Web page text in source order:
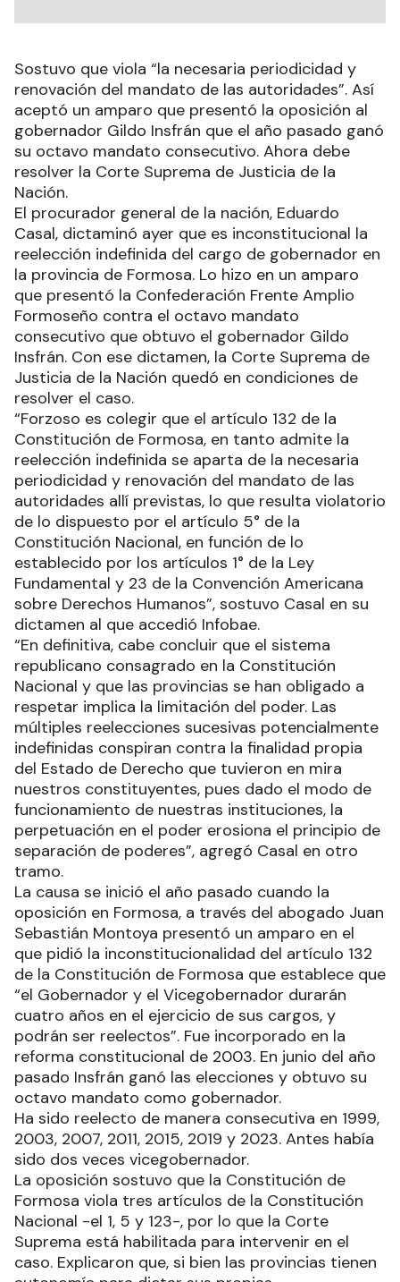
Sostuvo que viola “la necesaria periodicidad y
renovación del mandato de las autoridades”. Así
aceptó un amparo que presentó la oposición al
gobernador Gildo Insfrán que el año pasado ganó
su octavo mandato consecutivo. Ahora debe
resolver la Corte Suprema de Justicia de la
Nación.
El procurador general de la nación, Eduardo
Casal, dictaminó ayer que es inconstitucional la
reelección indefinida del cargo de gobernador en
la provincia de Formosa. Lo hizo en un amparo
que presentó la Confederación Frente Amplio
Formoseño contra el octavo mandato
consecutivo que obtuvo el gobernador Gildo
Insfrán. Con ese dictamen, la Corte Suprema de
Justicia de la Nación quedó en condiciones de
resolver el caso.
“Forzoso es colegir que el artículo 132 de la
Constitución de Formosa, en tanto admite la
reelección indefinida se aparta de la necesaria
periodicidad y renovación del mandato de las
autoridades allí previstas, lo que resulta violatorio
de lo dispuesto por el artículo 5° de la
Constitución Nacional, en función de lo
establecido por los artículos 1° de la Ley
Fundamental y 23 de la Convención Americana
sobre Derechos Humanos”, sostuvo Casal en su
dictamen al que accedió Infobae.
“En definitiva, cabe concluir que el sistema
republicano consagrado en la Constitución
Nacional y que las provincias se han obligado a
respetar implica la limitación del poder. Las
múltiples reelecciones sucesivas potencialmente
indefinidas conspiran contra la finalidad propia
del Estado de Derecho que tuvieron en mira
nuestros constituyentes, pues dado el modo de
funcionamiento de nuestras instituciones, la
perpetuación en el poder erosiona el principio de
separación de poderes”, agregó Casal en otro
tramo.
La causa se inició el año pasado cuando la
oposición en Formosa, a través del abogado Juan
Sebastián Montoya presentó un amparo en el
que pidió la inconstitucionalidad del artículo 132
de la Constitución de Formosa que establece que
“el Gobernador y el Vicegobernador durarán
cuatro años en el ejercicio de sus cargos, y
podrán ser reelectos”. Fue incorporado en la
reforma constitucional de 2003. En junio del año
pasado Insfrán ganó las elecciones y obtuvo su
octavo mandato como gobernador.
Ha sido reelecto de manera consecutiva en 1999,
2003, 2007, 2011, 2015, 2019 y 2023. Antes había
sido dos veces vicegobernador.
La oposición sostuvo que la Constitución de
Formosa viola tres artículos de la Constitución
Nacional -el 1, 5 y 123-, por lo que la Corte
Suprema está habilitada para intervenir en el
caso. Explicaron que, si bien las provincias tienen